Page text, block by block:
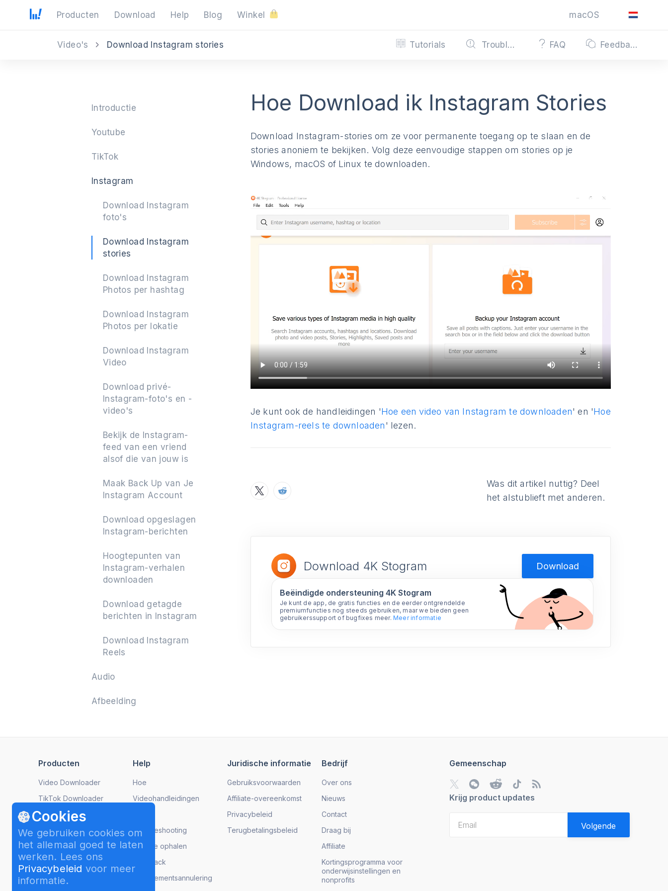
Producten Download Help Blog Winkel macOS
Volgende
Video's Download Instagram stories Tutorials Troubleshooting FAQ Feedback
Introductie
Youtube
TikTok
Instagram
Download Instagram
foto's
Download Instagram
stories
Download Instagram
Photos per hashtag
Download Instagram
Photos per lokatie
Download Instagram
Video
Download privé-
Instagram-foto's en -
video's
Bekijk de Instagram-
feed van een vriend
alsof die van jouw is
Maak Back Up van Je
Instagram Account
Download opgeslagen
Instagram-berichten
Hoogtepunten van
Instagram-verhalen
downloaden
Download getagde
berichten in Instagram
Download Instagram
Reels
Audio
Afbeelding
Hoe Download ik Instagram Stories
Download Instagram-stories om ze voor permanente toegang op te slaan en de
stories anoniem te bekijken. Volg deze eenvoudige stappen om stories op je
Windows, macOS of Linux te downloaden.
Je kunt ook de handleidingen 'Hoe een video van Instagram te downloaden' en 'Hoe
Instagram-reels te downloaden' lezen.
Was dit artikel nuttig? Deel
het alstublieft met anderen.
Download 4K Stogram Download
Beëindigde ondersteuning 4K Stogram
Je kunt de app, de gratis functies en de eerder ontgrendelde
premiumfuncties nog steeds gebruiken, maar we bieden geen
gebruikerssupport of bugfixes meer.Meer informatie
Cookies
We gebruiken cookies om
het allemaal goed te laten
werken. Lees ons
Privacybeleid voor meer
informatie.
Producten
Video Downloader
TikTok Downloader
Instagram Downloader
YouTube to MP3
Image Compressor
Video to MP3
Slideshow Maker
Help
Hoe
Videohandleidingen
Troubleshooting
Licentie ophalen
Feedback
Abonnementsannulering
Juridische informatie
Gebruiksvoorwaarden
Affiliate-overeenkomst
Privacybeleid
Terugbetalingsbeleid
Bedrijf
Over ons
Nieuws
Contact
Draag bij
Affiliate
Kortingsprogramma voor
onderwijsinstellingen en
nonprofits
Gemeenschap
Krijg product updates
Volgende